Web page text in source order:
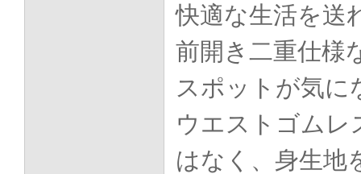
快適な生活を送
前開き二重仕様
スポットが気に
ウエストゴムレ
はなく、身生地